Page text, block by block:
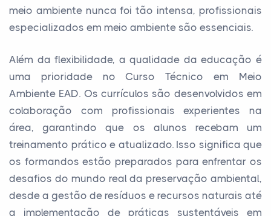
meio ambiente nunca foi tão intensa, profissionais
especializados em meio ambiente são essenciais.
Além da flexibilidade, a qualidade da educação é
uma prioridade no Curso Técnico em Meio
Ambiente EAD. Os currículos são desenvolvidos em
colaboração com profissionais experientes na
área, garantindo que os alunos recebam um
treinamento prático e atualizado. Isso significa que
os formandos estão preparados para enfrentar os
desafios do mundo real da preservação ambiental,
desde a gestão de resíduos e recursos naturais até
a implementação de práticas sustentáveis em